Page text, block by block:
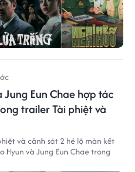
Jung Eun Chae hợp tác
trailer Tài phiệt và
và cảnh sát 2 hé lộ màn kết
Hyun và Jung Eun Chae trong